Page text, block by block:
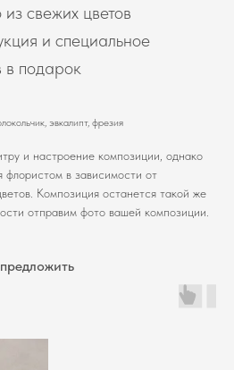
свежих цветов
и специальное
в подарок
эвкалипт, фрезия
и настроение композиции, однако
флористом в зависимости от
Композиция останется такой же
отправим фото вашей композиции.